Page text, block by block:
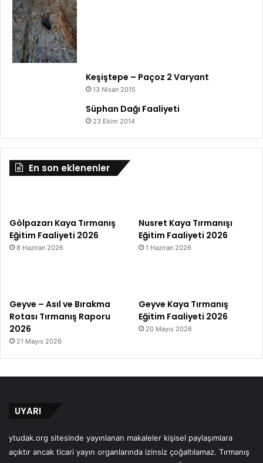
Keşiştepe – Paçoz 2 Varyant
13 Nisan 2015
Süphan Dağı Faaliyeti
23 Ekim 2014
En son eklenenler
Gölpazarı Kaya Tırmanış
Eğitim Faaliyeti 2026
8 Haziran 2026
Nusret Kaya Tırmanışı
Eğitim Faaliyeti 2026
1 Haziran 2026
Geyve – Asıl ve Bırakma
Rotası Tırmanış Raporu
2026
21 Mayıs 2026
Geyve Kaya Tırmanış
Eğitim Faaliyeti 2026
20 Mayıs 2026
UYARI
ytudak.org sitesinde yayınlanan makaleler kişisel paylaşımlara
açıktır ancak ticari yayın organlarında izinsiz çoğaltılamaz. Tırmanış